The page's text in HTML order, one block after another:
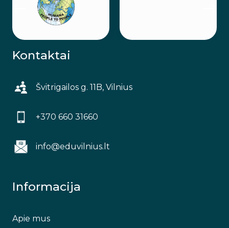
Kontaktai
Švitrigailos g. 11B, Vilnius
+370 660 31660
info@eduvilnius.lt
Informacija
Apie mus